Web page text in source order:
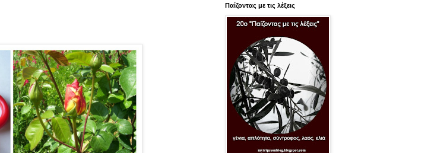
Παίζοντας με τις λέξεις